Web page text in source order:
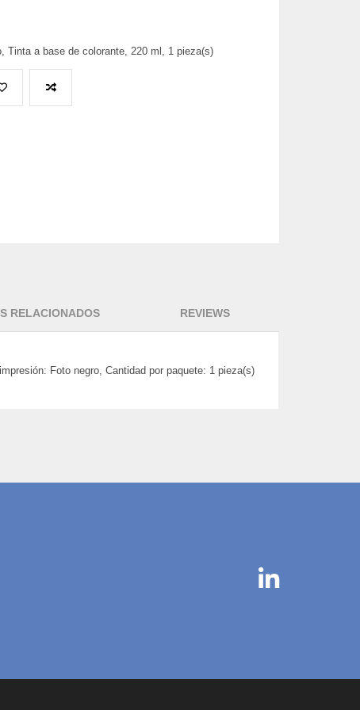
Tinta a base de colorante, 220 ml, 1 pieza(s)
RELACIONADOS REVIEWS
Foto negro, Cantidad por paquete: 1 pieza(s)